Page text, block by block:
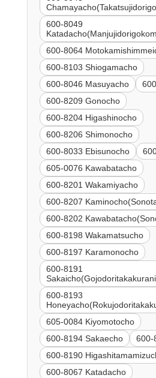
600-8049
600-8064
600-8103 Shiogamacho
600-8046 Masuyacho
600-8209 Gonocho
600-8204 Higashinocho
600-8206 Shimonocho
600-8033 Ebisunocho
605-0076 Kawabatacho
600-8201 Wakamiyacho
600-8207
600-8202
600-8198 Wakamatsucho
600-8197 Karamonocho
600-8191
600-8193
605-0084 Kiyomotocho
600-8194 Sakaecho
600-
600-8190
600-8067 Katadacho